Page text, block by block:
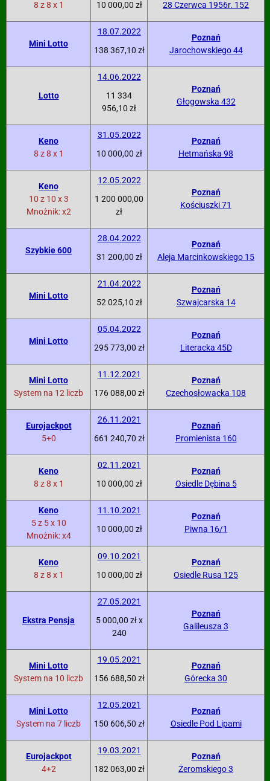
8 z 8 x 1
10 000,00 zł
28 Czerwca 1956r. 152
Mini Lotto
18.07.2022
138 367,10 zł
Poznań
Jarochowskiego 44
Lotto
14.06.2022
11 334
956,10 zł
Poznań
Głogowska 432
Keno
8 z 8 x 1
31.05.2022
10 000,00 zł
Poznań
Hetmańska 98
Keno
10 z 10 x 3
Mnożnik: x2
12.05.2022
1 200 000,00
zł
Poznań
Kościuszki 71
Szybkie 600
28.04.2022
31 200,00 zł
Poznań
Aleja Marcinkowskiego 15
Mini Lotto
21.04.2022
52 025,10 zł
Poznań
Szwajcarska 14
Mini Lotto
05.04.2022
295 773,00 zł
Poznań
Literacka 45D
Mini Lotto
System na 12 liczb
11.12.2021
176 088,00 zł
Poznań
Czechosłowacka 108
Eurojackpot
5+0
26.11.2021
661 240,70 zł
Poznań
Promienista 160
Keno
8 z 8 x 1
02.11.2021
10 000,00 zł
Poznań
Osiedle Dębina 5
Keno
5 z 5 x 10
Mnożnik: x4
11.10.2021
10 000,00 zł
Poznań
Piwna 16/1
Keno
8 z 8 x 1
09.10.2021
10 000,00 zł
Poznań
Osiedle Rusa 125
Ekstra Pensja
27.05.2021
5 000,00 zł x
240
Poznań
Galileusza 3
Mini Lotto
System na 10 liczb
19.05.2021
156 688,50 zł
Poznań
Górecka 30
Mini Lotto
System na 7 liczb
12.05.2021
150 606,50 zł
Poznań
Osiedle Pod Lipami
Eurojackpot
4+2
19.03.2021
182 063,00 zł
Poznań
Żeromskiego 3